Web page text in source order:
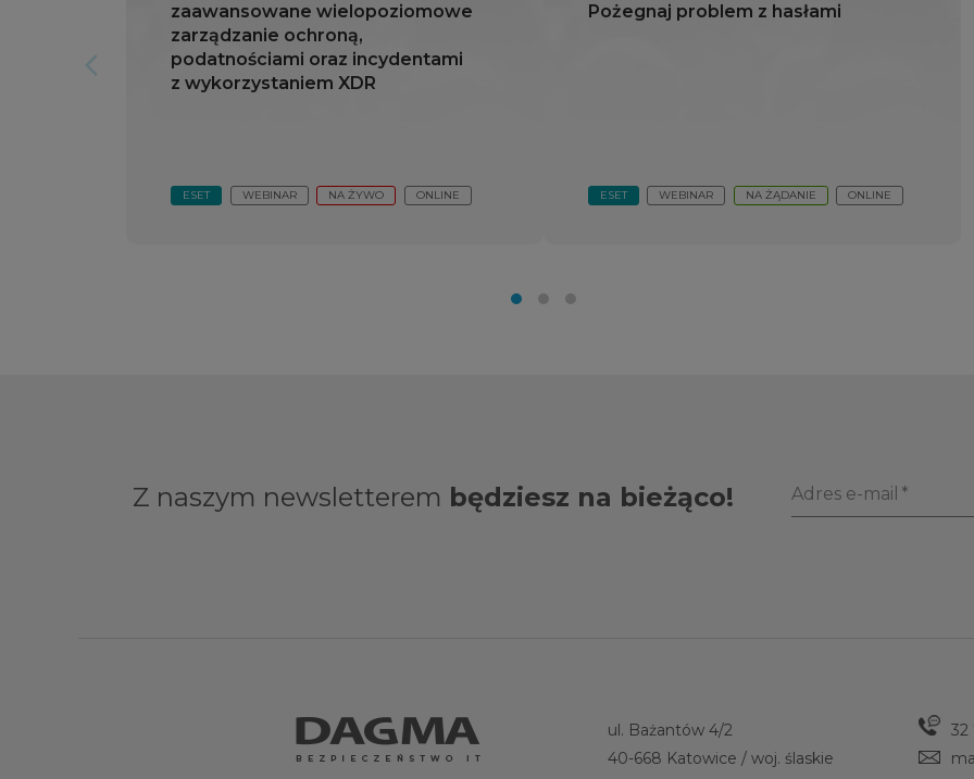
arrow_forward_ios
zaawansowane wielopoziomowe
zarządzanie ochroną,
podatnościami oraz incydentami
z wykorzystaniem XDR
ESET WEBINAR NA ŻYWO ONLINE
Pożegnaj problem z hasłami
ESET WEBINAR NA ŻĄDANIE ONLINE
Z naszym newsletterem będziesz na bieżąco! Adres e-mail
ul. Bażantów 4/2
40-668 Katowice / woj. ślaskie
32